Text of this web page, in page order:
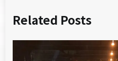
Related Posts